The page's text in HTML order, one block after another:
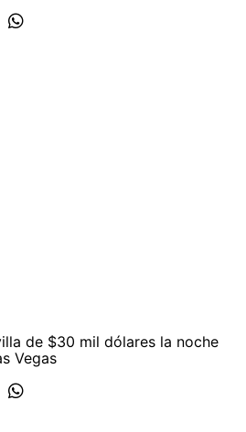
de $30 mil dólares la noche
Vegas